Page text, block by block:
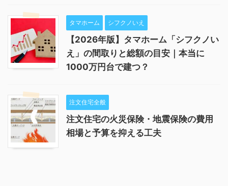
タマホーム シフクノいえ
【2026年版】タマホーム「シフクノい
え」の間取りと総額の目安｜本当に
1000万円台で建つ？
注文住宅全般
注文住宅の火災保険・地震保険の費用
相場と予算を抑える工夫